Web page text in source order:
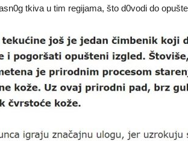
tkiva u tim regijama, što d0vodi do